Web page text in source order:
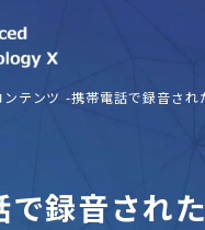
ンテンツ 携帯電話で録音さ
で録音され